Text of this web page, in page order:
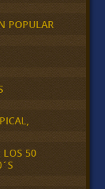
POPULAR
LOS 50